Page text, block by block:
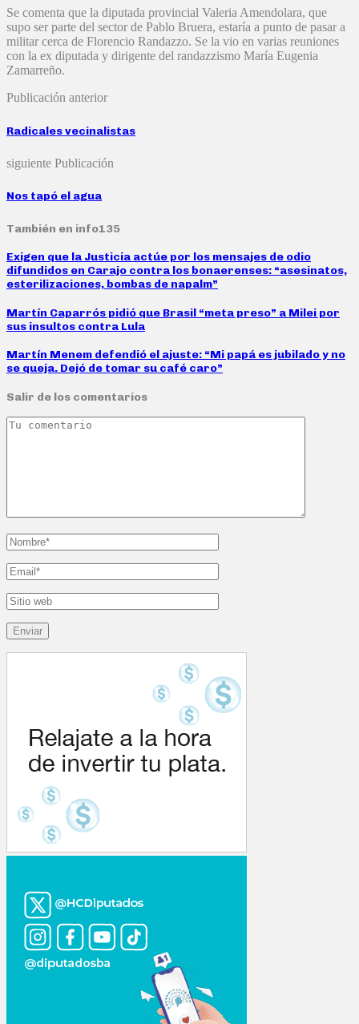
Se comenta que la diputada provincial Valeria Amendolara, que
supo ser parte del sector de Pablo Bruera, estaría a punto de pasar a
militar cerca de Florencio Randazzo. Se la vio en varias reuniones
con la ex diputada y dirigente del randazzismo María Eugenia
Zamarreño.
Publicación anterior
Radicales vecinalistas
siguiente Publicación
Nos tapó el agua
También en info135
Exigen que la Justicia actúe por los mensajes de odio
difundidos en Carajo contra los bonaerenses: “asesinatos,
esterilizaciones, bombas de napalm”
Martín Caparrós pidió que Brasil “meta preso” a Milei por
sus insultos contra Lula
Martín Menem defendió el ajuste: “Mi papá es jubilado y no
se queja. Dejó de tomar su café caro”
Salir de los comentarios